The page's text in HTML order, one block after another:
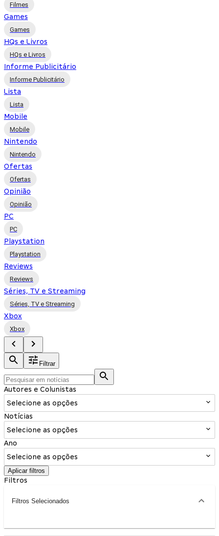
Filmes
Games
Games
HQs e Livros
HQs e Livros
Informe Publicitário
Informe Publicitário
Lista
Lista
Mobile
Mobile
Nintendo
Nintendo
Ofertas
Ofertas
Opinião
Opinião
PC
PC
Playstation
Playstation
Reviews
Reviews
Séries, TV e Streaming
Séries, TV e Streaming
Xbox
Xbox
Filtrar
Autores e Colunistas
Selecione as opções
Notícias
Selecione as opções
Ano
Selecione as opções
Aplicar filtros
Filtros
Filtros Selecionados